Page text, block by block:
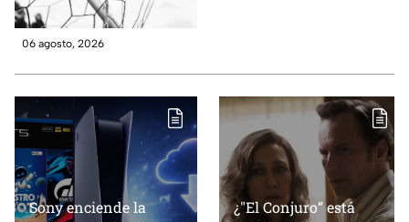
06 agosto, 2026
Sony enciende la
¿"El Conjuro” está